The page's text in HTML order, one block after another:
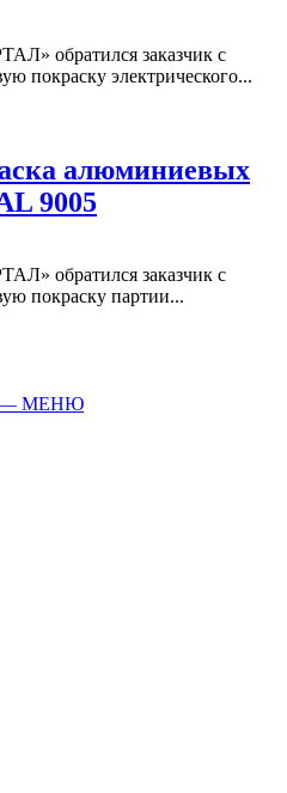
обратился заказчик с
покраску электрического...
алюминиевых
9005
обратился заказчик с
покраску партии...
— МЕНЮ